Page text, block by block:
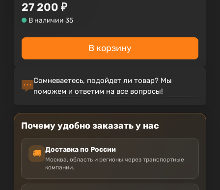
27 200 ₽
В наличии 35
В корзину
Сомневаетесь, подойдет ли товар? Мы
поможем и ответим на все вопросы!
Почему удобно заказать у нас
🚚 Доставка по России
Москва, область и регионы через транспортные
компании.